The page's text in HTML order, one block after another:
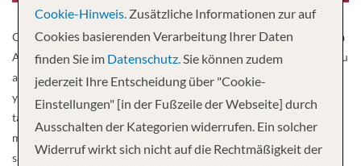
Our luxurious river ship MS Annika of the shipping company Scylla
AG sets new standards in the premium class. The flagship offers you
a tasteful and high-quality ambience in a luxurious style. Let
yourself be pampered in our spacious restaurant (one time at a
table) by the culinary highlights of sea chefs. The large cabins,
mostly with French. Balcony, nothing is missing. Shower / toilet,
satellite TV with flat screen, radio, telephone, safe, hairdryer, WiFi
Cookie-Hinweis. Zusätzliche Informationen zur auf
Cookies basierenden Verarbeitung Ihrer Daten
finden Sie im Datenschutz.Sie können zudem
jederzeit Ihre Entscheidung über "Cookie-
Einstellungen" [in der Fußzeile der Webseite] durch
Ausschalten der Kategorien widerrufen. Ein solcher
Widerruf wirkt sich nicht auf die Rechtmäßigkeit der